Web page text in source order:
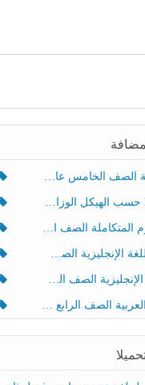
الدراسي الثالث 2025-2026
انسبير الفصل الثالث
الرابع الفصل الثالث